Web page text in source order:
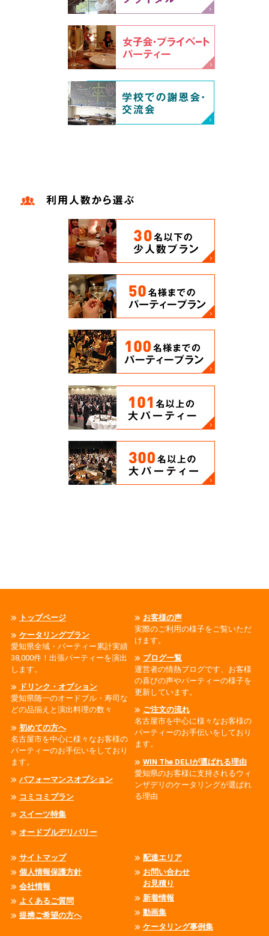
トップページ
ケータリングプラン
愛知県全域・パーティー累計実績
38,000件！出張パーティーを演出
します。
ドリンク・オプション
愛知県随一のオードブル・寿司な
どの品揃えと演出料理の数々
初めての方へ
名古屋市を中心に様々なお客様の
パーティーのお手伝いをしており
ます。
パフォーマンスオプション
コミコミプラン
スイーツ特集
オードブルデリバリー
お客様の声
実際のご利用の様子をご覧いただ
けます。
ブログ一覧
運営者の情熱ブログです、お客様
の喜びの声やパーティーの様子を
更新しています。
ご注文の流れ
名古屋市を中心に様々なお客様の
パーティーのお手伝いをしており
ます。
WIN The DELIが選ばれる理由
愛知県のお客様に支持されるウィ
ンザデリのケータリングが選ばれ
る理由
サイトマップ
個人情報保護方針
会社情報
よくあるご質問
提携ご希望の方へ
配達エリア
お問い合わせ
お見積り
新着情報
動画集
ケータリング事例集